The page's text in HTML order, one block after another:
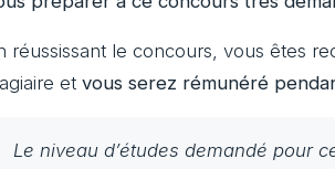
réussissant le concours, vous êtes
et vous serez rémunéré
Le niveau d’études demandé pour